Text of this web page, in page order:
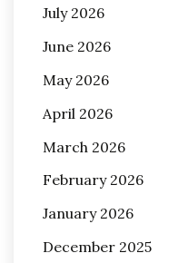
July 2026
June 2026
May 2026
April 2026
March 2026
February 2026
January 2026
December 2025